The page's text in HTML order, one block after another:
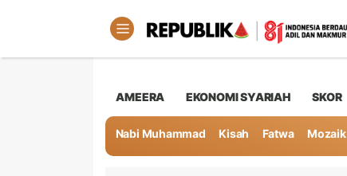
AMEERA EKONOMI SYARIAH SKOR
Nabi Muhammad Kisah Fatwa Mozaik